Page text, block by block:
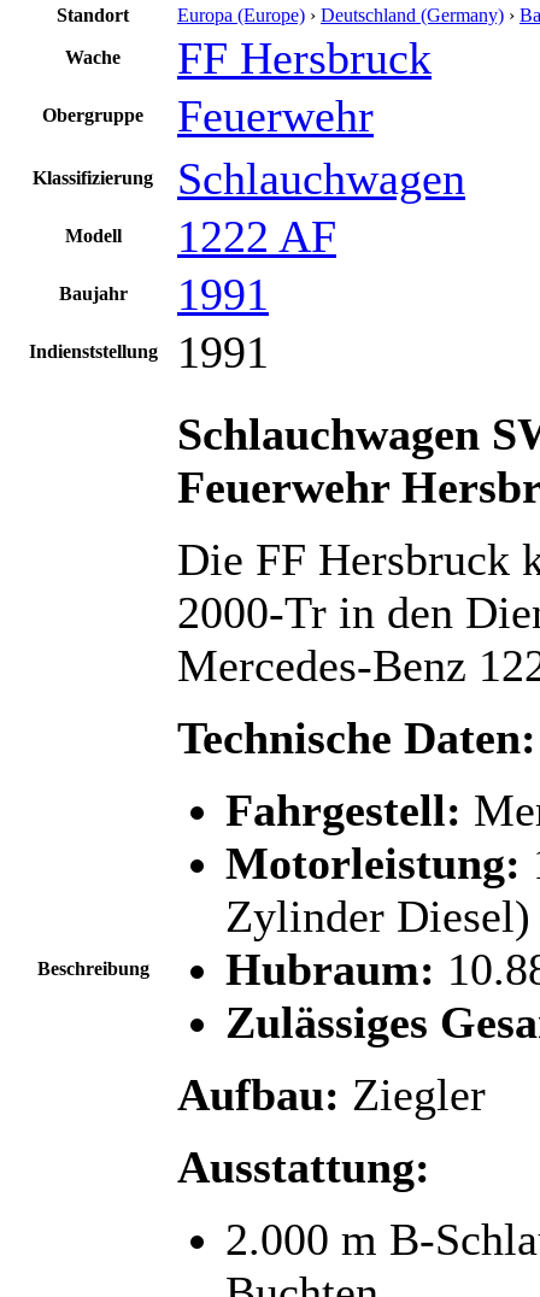
Standort Europa (Europe) › Deutschland (Germany) ›
Wache FF Hersbruck
Obergruppe Feuerwehr
Klassifizierung Schlauchwagen
Modell 1222 AF
Baujahr 1991
Indienststellung 1991
Beschreibung
Schlauchwagen
Feuerwehr
Die FF Hersbruck
2000-Tr in den
Mercedes-Benz
Technische Daten:
Fahrgestell:
Motorleistung:
Zylinder Diesel)
Hubraum:
Zulässiges
Aufbau: Ziegler
Ausstattung:
2.000 m B-